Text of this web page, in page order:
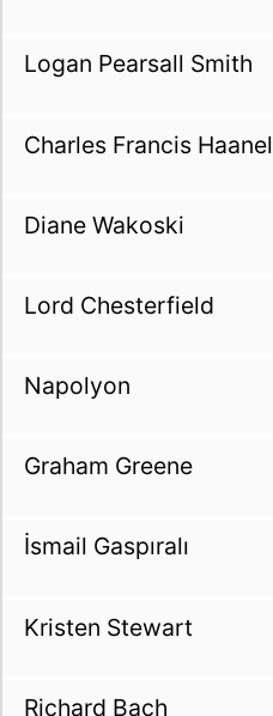
Logan Pearsall Smith
Charles Francis Haanel
Diane Wakoski
Lord Chesterfield
Napolyon
Graham Greene
İsmail Gaspıralı
Kristen Stewart
Richard Bach